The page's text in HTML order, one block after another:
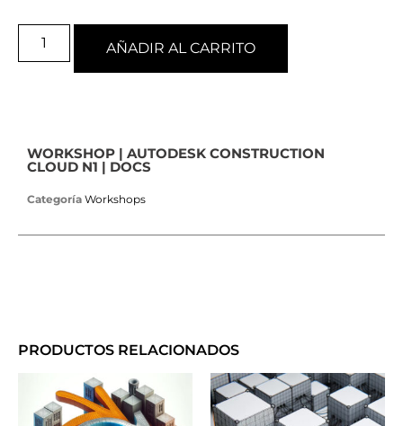
AÑADIR AL CARRITO
PRODUCTOS RELACIONADOS
WORKSHOP | AUTODESK CONSTRUCTION
CLOUD N1 | DOCS
Categoría Workshops